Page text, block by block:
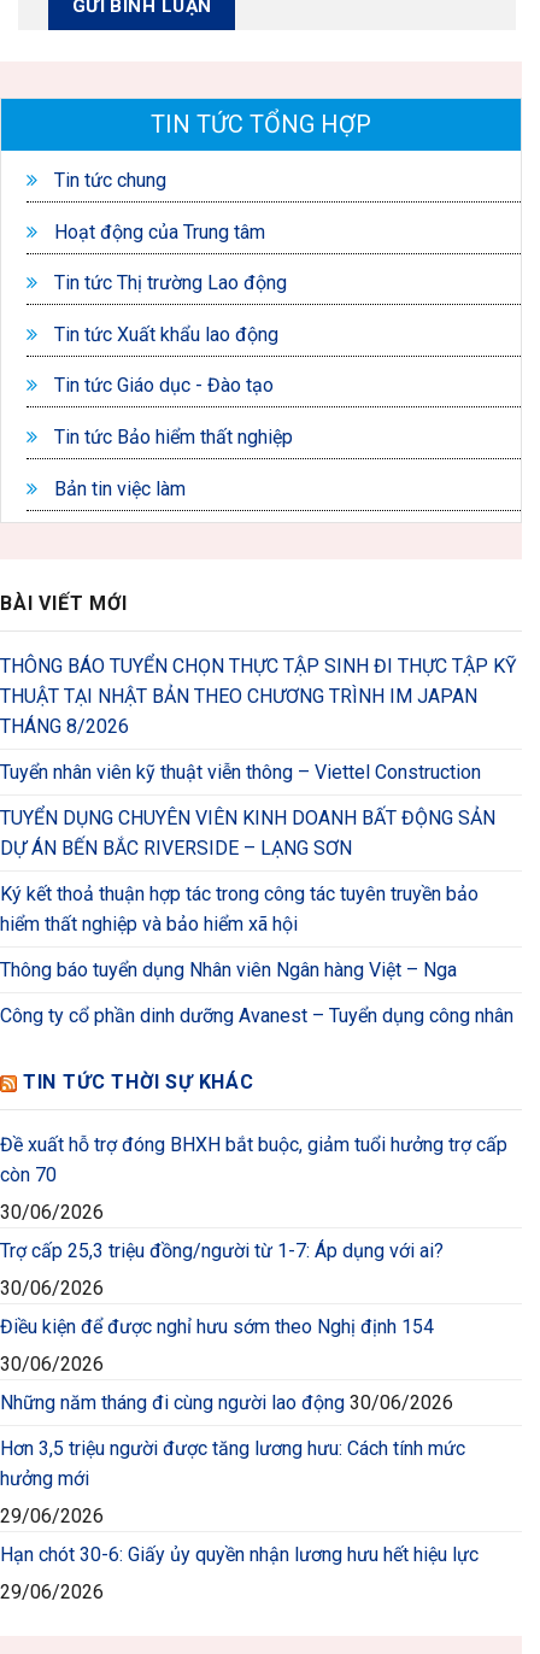
TIN TỨC TỔNG HỢP
Tin tức chung
Hoạt động của Trung tâm
Tin tức Thị trường Lao động
Tin tức Xuất khẩu lao động
Tin tức Giáo dục - Đào tạo
Tin tức Bảo hiểm thất nghiệp
Bản tin việc làm
BÀI VIẾT MỚI
THÔNG BÁO TUYỂN CHỌN THỰC TẬP SINH ĐI THỰC TẬP KỸ
THUẬT TẠI NHẬT BẢN THEO CHƯƠNG TRÌNH IM JAPAN
THÁNG 8/2026
Tuyển nhân viên kỹ thuật viễn thông – Viettel Construction
TUYỂN DỤNG CHUYÊN VIÊN KINH DOANH BẤT ĐỘNG SẢN
DỰ ÁN BẾN BẮC RIVERSIDE – LẠNG SƠN
Ký kết thoả thuận hợp tác trong công tác tuyên truyền bảo
hiểm thất nghiệp và bảo hiểm xã hội
Thông báo tuyển dụng Nhân viên Ngân hàng Việt – Nga
Công ty cổ phần dinh dưỡng Avanest – Tuyển dụng công nhân
TIN TỨC THỜI SỰ KHÁC
Đề xuất hỗ trợ đóng BHXH bắt buộc, giảm tuổi hưởng trợ cấp
còn 70
30/06/2026
Trợ cấp 25,3 triệu đồng/người từ 1-7: Áp dụng với ai?
30/06/2026
Điều kiện để được nghỉ hưu sớm theo Nghị định 154
30/06/2026
Những năm tháng đi cùng người lao động 30/06/2026
Hơn 3,5 triệu người được tăng lương hưu: Cách tính mức
hưởng mới
29/06/2026
Hạn chót 30-6: Giấy ủy quyền nhận lương hưu hết hiệu lực
29/06/2026